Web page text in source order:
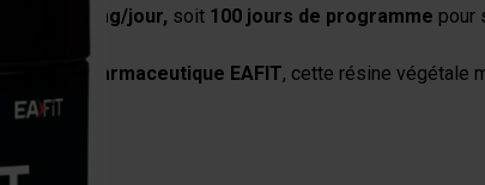
de 500 mg/jour, soit 100 jours de programme pour
qualité pharmaceutique EAFIT, cette résine végétale